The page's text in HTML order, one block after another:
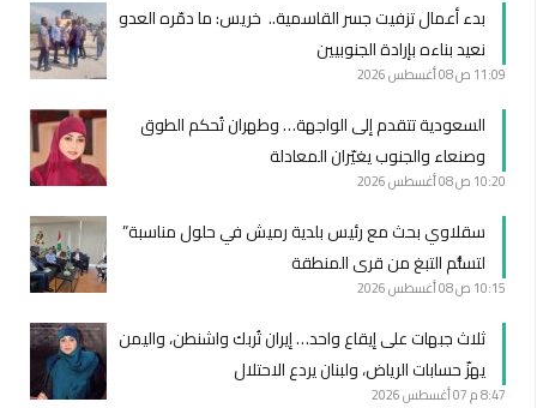
بدء أعمال تزفيت جسر القاسمية.. خريس: ما دمّره العدو
نعيد بناءه بإرادة الجنوبيين
11:09 ص 08 أغسطس 2026
السعودية تتقدم إلى الواجهة… وطهران تُحكم الطوق
وصنعاء والجنوب يغيّران المعادلة
10:20 ص 08 أغسطس 2026
سقلاوي بحث مع رئيس بلدية رميش في حلول مناسبة”
لتسلُّم التبغ من قرى المنطقة
10:15 ص 08 أغسطس 2026
ثلاث جبهات على إيقاع واحد… إيران تُربك واشنطن، واليمن
يهزّ حسابات الرياض، ولبنان يردع الاحتلال
8:47 م 07 أغسطس 2026